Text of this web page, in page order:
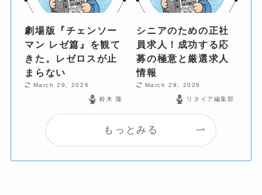
劇場版『チェンソー
マン レゼ篇』を観て
きた。レゼロスが止
まらない
March 29, 2026
鈴木 隆
シニアのための正社
員求人！成功する応
募の極意と厳選求人
情報
March 29, 2026
リタイア編集部
もっとみる